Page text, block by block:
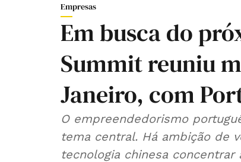
Empresas
Em busca do
Summit reuniu
Janeiro, com
O empreendedorismo
tema central. Há ambição de
tecnologia chinesa concentrar